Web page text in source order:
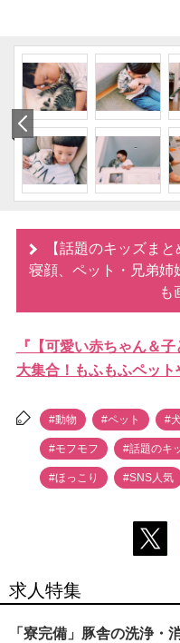
【話題のキッズま
寝顔、ペット・兄弟姉
も
『【可愛い赤ちゃん＆
大集合！もふもふペッ
#動物 #ペット #犬
#モフモフ #話題のキ
#ほっこり #SNS人気
求人特集
「寮完備」豚舎の洗浄・